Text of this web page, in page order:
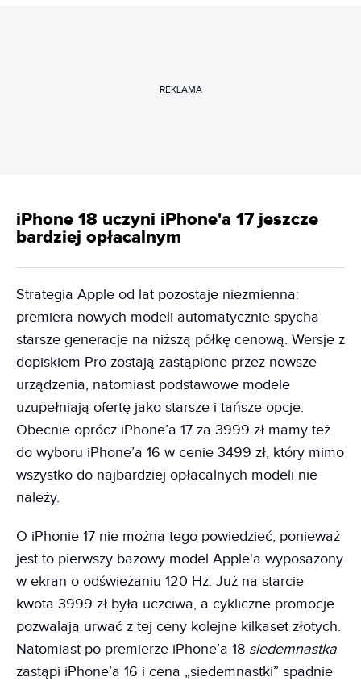
REKLAMA
iPhone 18 uczyni iPhone'a 17 jeszcze
bardziej opłacalnym
Strategia Apple od lat pozostaje niezmienna:
premiera nowych modeli automatycznie spycha
starsze generacje na niższą półkę cenową. Wersje z
dopiskiem Pro zostają zastąpione przez nowsze
urządzenia, natomiast podstawowe modele
uzupełniają ofertę jako starsze i tańsze opcje.
Obecnie oprócz iPhone’a 17 za 3999 zł mamy też
do wyboru iPhone’a 16 w cenie 3499 zł, który mimo
wszystko do najbardziej opłacalnych modeli nie
należy.
O iPhonie 17 nie można tego powiedzieć, ponieważ
jest to pierwszy bazowy model Apple'a wyposażony
w ekran o odświeżaniu 120 Hz. Już na starcie
kwota 3999 zł była uczciwa, a cykliczne promocje
pozwalają urwać z tej ceny kolejne kilkaset złotych.
Natomiast po premierze iPhone’a 18 siedemnastka
zastąpi iPhone’a 16 i cena „siedemnastki” spadnie